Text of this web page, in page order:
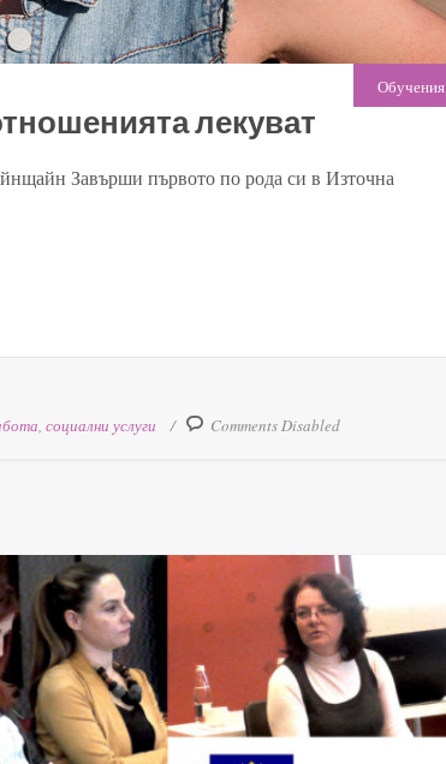
Обучения
лекуват
Завърши първото по рода си в Източна
, социални услуги Comments Disabled